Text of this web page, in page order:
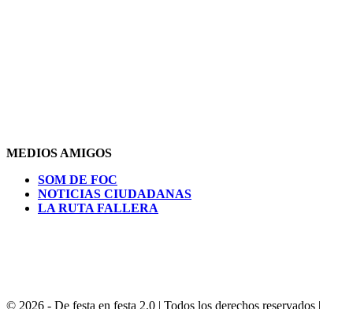
MEDIOS AMIGOS
SOM DE FOC
NOTICIAS CIUDADANAS
LA RUTA FALLERA
© 2026 - De festa en festa 2.0 | Todos los derechos reservados |